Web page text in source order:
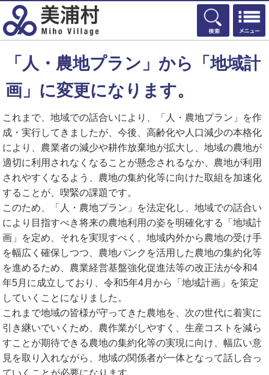
検索
「人・農地プラン」から「地域計
画」に変更になります。
これまで、地域での話合いにより、「人・農地プラン」を作
成・実行してきましたが、今後、高齢化や人口減少の本格化
により、農業者の減少や耕作放棄地が拡大し、地域の農地が
適切に利用されなくなることが懸念されるなか、農地が利用
されやすくなるよう、農地の集約化等に向けた取組を加速化
することが、喫緊の課題です。
このため、「人・農地プラン」を法定化し、地域での話合い
により目指すべき将来の農地利用の姿を明確化する「地域計
画」を定め、それを実現すべく、地域内外から農地の受け手
を幅広く確保しつつ、農地バンクを活用した農地の集約化等
を進めるため、農業経営基盤強化促進法等の改正法が令和4
年5月に成立しており、令和5年4月から「地域計画」を策定
していくことになりました。
これまで地域の皆様が守ってきた農地を、次の世代に着実に
引き継いでいくため、農作業がしやすく、生産コストを減ら
すことが期待できる農地の集約化等の実現に向け、幅広い意
見を取り入れながら、地域の関係者が一体となって話し合っ
ていくことが必要になります。